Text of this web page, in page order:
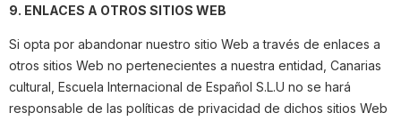
9. ENLACES A OTROS SITIOS WEB
Si opta por abandonar nuestro sitio Web a través de enlaces a
otros sitios Web no pertenecientes a nuestra entidad, Canarias
cultural, Escuela Internacional de Español S.L.U no se hará
responsable de las políticas de privacidad de dichos sitios Web